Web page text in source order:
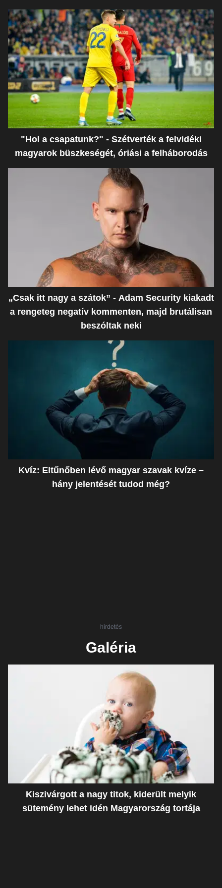
"Hol a csapatunk?" - Szétverték a felvidéki
magyarok büszkeségét, óriási a felháborodás
„Csak itt nagy a szátok” - Adam Security kiakadt
a rengeteg negatív kommenten, majd brutálisan
beszóltak neki
Kvíz: Eltűnőben lévő magyar szavak kvíze –
hány jelentését tudod még?
hirdetés
Galéria
Kiszivárgott a nagy titok, kiderült melyik
sütemény lehet idén Magyarország tortája